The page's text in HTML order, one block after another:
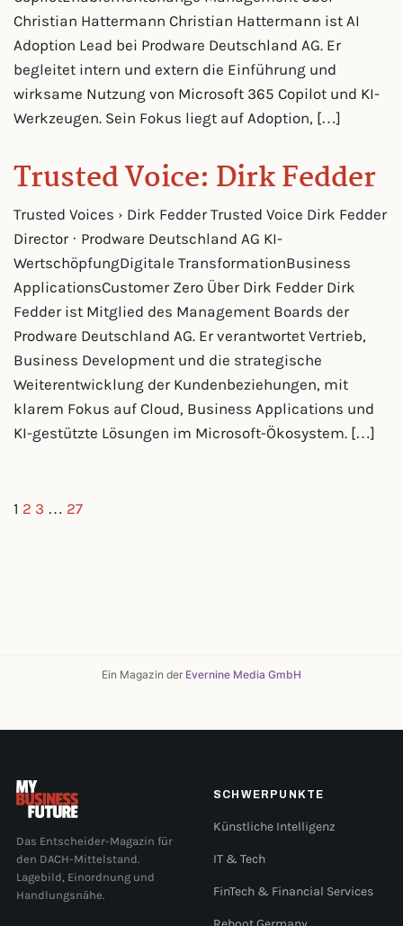
Christian Hattermann Christian Hattermann ist AI
Adoption Lead bei Prodware Deutschland AG. Er
begleitet intern und extern die Einführung und
wirksame Nutzung von Microsoft 365 Copilot und KI-
Werkzeugen. Sein Fokus liegt auf Adoption, […]
Trusted Voice: Dirk Fedder
Trusted Voices › Dirk Fedder Trusted Voice Dirk Fedder
Director · Prodware Deutschland AG KI-
WertschöpfungDigitale TransformationBusiness
ApplicationsCustomer Zero Über Dirk Fedder Dirk
Fedder ist Mitglied des Management Boards der
Prodware Deutschland AG. Er verantwortet Vertrieb,
Business Development und die strategische
Weiterentwicklung der Kundenbeziehungen, mit
klarem Fokus auf Cloud, Business Applications und
KI-gestützte Lösungen im Microsoft-Ökosystem. […]
1 2 3 … 27
Ein Magazin der Evernine Media GmbH
Das Entscheider-Magazin für
den DACH-Mittelstand.
Lagebild, Einordnung und
Handlungsnähe.
SCHWERPUNKTE
Künstliche Intelligenz
IT & Tech
FinTech & Financial Services